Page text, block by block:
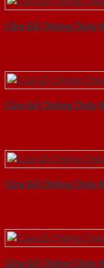
Cửa Gỗ Chống Cháy
Cửa Gỗ Chống Cháy
Cửa Gỗ Chống Cháy
Cửa Gỗ Chống Cháy